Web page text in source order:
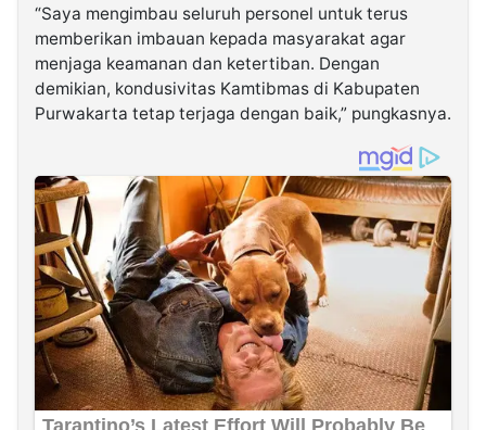
“Saya mengimbau seluruh personel untuk terus
memberikan imbauan kepada masyarakat agar
menjaga keamanan dan ketertiban. Dengan
demikian, kondusivitas Kamtibmas di Kabupaten
Purwakarta tetap terjaga dengan baik,” pungkasnya.